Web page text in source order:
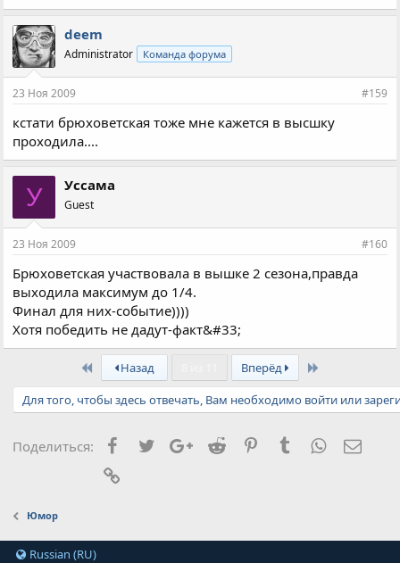
deem
Administrator Команда форума
23 Ноя 2009 #159
кстати брюховетская тоже мне кажется в высшку
проходила....
У Уссама
Guest
23 Ноя 2009 #160
Брюховетская участвовала в вышке 2 сезона,правда
выходила максимум до 1/4.
Финал для них-событие))))
Хотя победить не дадут-факт&#33;
First Назад Вперёд Last
Для того, чтобы здесь отвечать, Вам необходимо войти или
Поделиться: Facebook
TwitterGoogle+
Reddit PinterestTumblrWhatsApp
Юмор
Russian (RU)